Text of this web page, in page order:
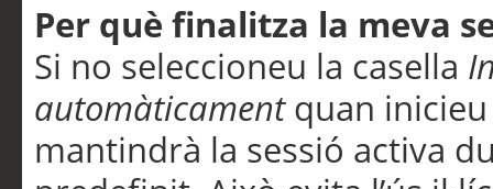
Per què finalitza la meva
Si no seleccioneu la casella
automàticamentquan inicieu
mantindrà la sessió activa